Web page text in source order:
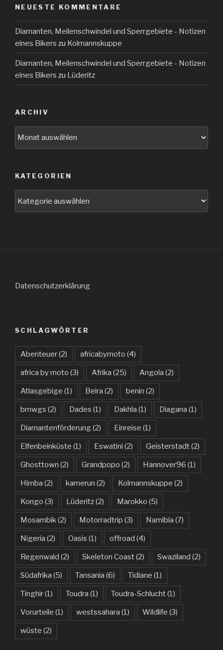
NEUESTE KOMMENTARE
Diamanten, Meilenschwindel und Sperrgebiete - Notizen
eines Bikers zu Kolmannskuppe
Diamanten, Meilenschwindel und Sperrgebiete - Notizen
eines Bikers zu Lüderitz
ARCHIV
KATEGORIEN
Datenschutzerklärung
SCHLAGWÖRTER
Abenteuer(2) africabymoto (4)
africa by moto (3) Afrika (25) Angola (2)
Atlasgebige (1) Beira (2) benin (2)
bmwgs (2) Dades (1) Dakhla (1) Diagana (1)
Diamantenförderung(2) Einreise (1)
Elfenbeinküste (1) Eswatini (2) Geisterstadt(2)
Ghosttown (2) Grandpopo (2) Hannover96 (1)
Himba (2) kamerun (2) Kolmannskuppe (2)
Kongo (3) Lüderitz(2) Marokko (5)
Mosambik(2) Motorradtrip (3) Namibia (7)
Nigeria (2) Oasis (1) offroad (4)
Regenwald (2) Skeleton Coast(2) Swaziland (2)
Südafrika (5) Tansania (6) Tidiane (1)
Tinghir(1) Toudra (1) Toudra-Schlucht(1)
Vorurteile (1) westssahara (1) Wildlife (3)
wüste (2)